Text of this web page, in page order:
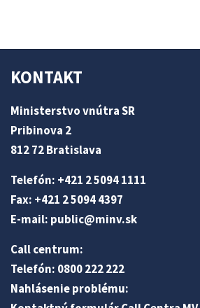
KONTAKT
Ministerstvo vnútra SR
Pribinova 2
812 72 Bratislava
Telefón: +421 2 5094 1111
Fax: +421 2 5094 4397
E-mail: public@minv.sk
Call centrum:
Telefón: 0800 222 222
Nahlásenie problému: